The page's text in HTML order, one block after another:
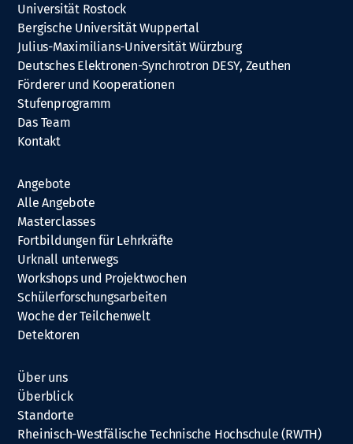
Universität Rostock
Bergische Universität Wuppertal
Julius-Maximilians-Universität Würzburg
Deutsches Elektronen-Synchrotron DESY, Zeuthen
Förderer und Kooperationen
Stufenprogramm
Das Team
Kontakt
Angebote
Alle Angebote
Masterclasses
Fortbildungen für Lehrkräfte
Urknall unterwegs
Workshops und Projektwochen
Schülerforschungsarbeiten
Woche der Teilchenwelt
Detektoren
Über uns
Überblick
Standorte
Rheinisch-Westfälische Technische Hochschule (RWTH)